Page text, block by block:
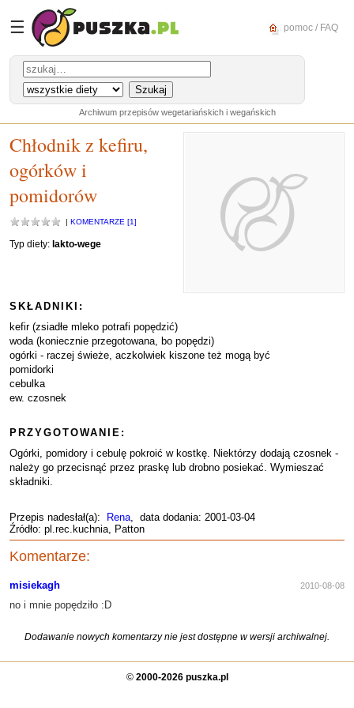
☰ pomoc / FAQ
Archiwum przepisów wegetariańskich i wegańskich
Chłodnik z kefiru,
ogórków i
pomidorów
| KOMENTARZE [1]
Typ diety: lakto-wege
SKŁADNIKI:
kefir (zsiadłe mleko potrafi popędzić)
woda (koniecznie przegotowana, bo popędzi)
ogórki - raczej świeże, aczkolwiek kiszone też mogą być
pomidorki
cebulka
ew. czosnek
PRZYGOTOWANIE:
Ogórki, pomidory i cebulę pokroić w kostkę. Niektórzy dodają czosnek -
należy go przecisnąć przez praskę lub drobno posiekać. Wymieszać
składniki.
Przepis nadesłał(a): Rena, data dodania: 2001-03-04
Źródło: pl.rec.kuchnia, Patton
Komentarze:
misiekagh 2010-08-08
no i mnie popędziło :D
Dodawanie nowych komentarzy nie jest dostępne w wersji archiwalnej.
© 2000-2026 puszka.pl